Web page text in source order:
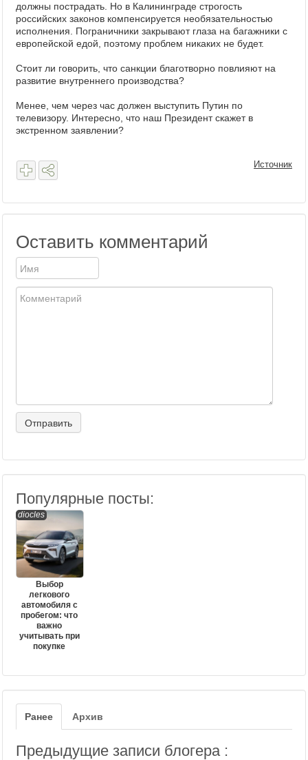
должны пострадать. Но в Калининграде строгость
российских законов компенсируется необязательностью
исполнения. Пограничники закрывают глаза на багажники с
европейской едой, поэтому проблем никаких не будет.
Стоит ли говорить, что санкции благотворно повлияют на
развитие внутреннего производства?
Менее, чем через час должен выступить Путин по
телевизору. Интересно, что наш Президент скажет в
экстренном заявлении?
Источник
Оставить комментарий
Популярные посты:
diocles
Выбор
легкового
автомобиля с
пробегом: что
важно
учитывать при
покупке
Ранее Архив
Предыдущие записи блогера :